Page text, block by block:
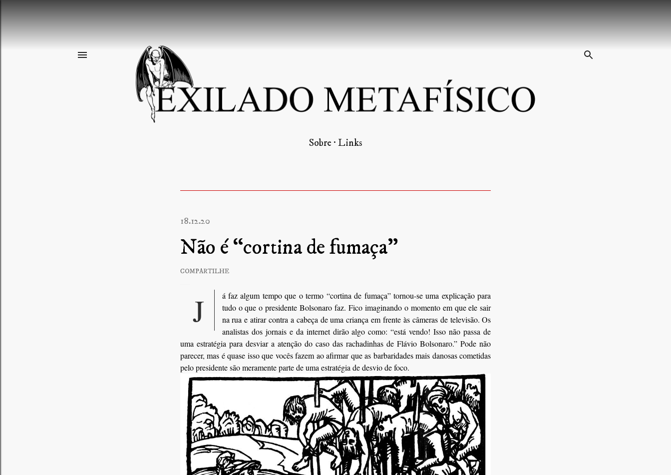
Pular para o conteúdo principal
Sobre Links
18.12.20
Não é “cortina de fumaça”
COMPARTILHE
Já faz algum tempo que o termo “cortina de fumaça” tornou-se uma explicação para
tudo o que o presidente Bolsonaro faz. Fico imaginando o momento em que ele sair
na rua e atirar contra a cabeça de uma criança em frente às câmeras de televisão. Os
analistas dos jornais e da internet dirão algo como: “está vendo! Isso não passa de
uma estratégia para desviar a atenção do caso das rachadinhas de Flávio Bolsonaro.” Pode não
parecer, mas é quase isso que vocês fazem ao afirmar que as barbaridades mais danosas cometidas
pelo presidente são meramente parte de uma estratégia de desvio de foco.